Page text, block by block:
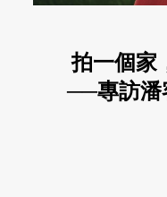
拍一個家
──專訪潘